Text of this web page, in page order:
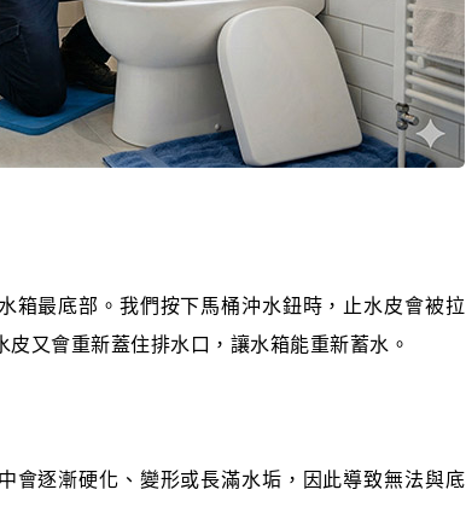
箱最底部。我們按下馬桶沖水鈕時，止水皮會被拉
又會重新蓋住排水口，讓水箱能重新蓄水。
會逐漸硬化、變形或長滿水垢，因此導致無法與底